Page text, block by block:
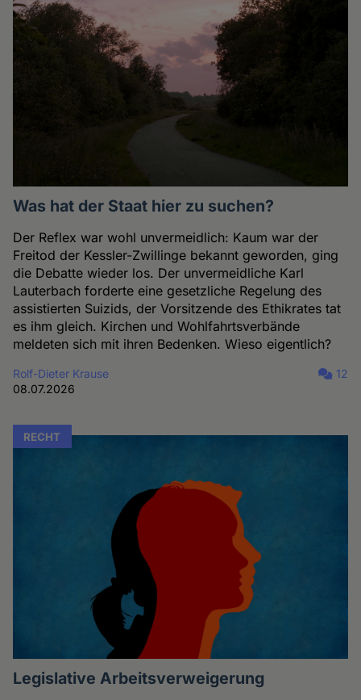
Was hat der Staat hier zu suchen?
Der Reflex war wohl unvermeidlich: Kaum war der
Freitod der Kessler-Zwillinge bekannt geworden, ging
die Debatte wieder los. Der unvermeidliche Karl
Lauterbach forderte eine gesetzliche Regelung des
assistierten Suizids, der Vorsitzende des Ethikrates tat
es ihm gleich. Kirchen und Wohlfahrtsverbände
meldeten sich mit ihren Bedenken. Wieso eigentlich?
Rolf-Dieter Krause
08.07.2026
12
RECHT
Legislative Arbeitsverweigerung